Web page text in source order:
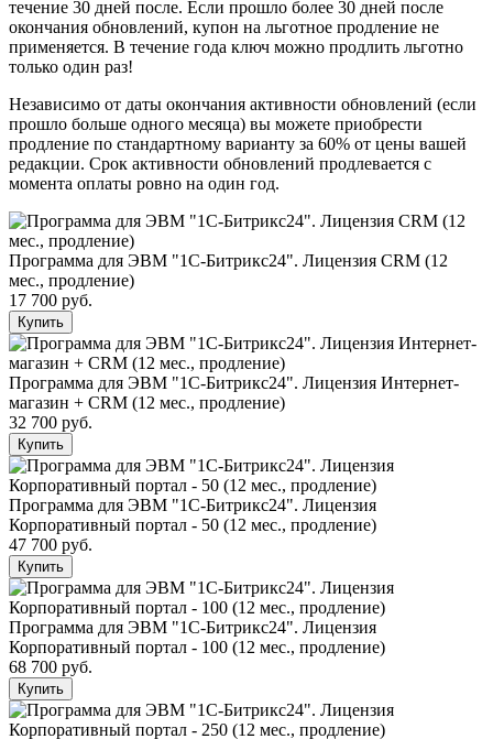
течение 30 дней после. Если прошло более 30 дней после
окончания обновлений, купон на льготное продление не
применяется. В течение года ключ можно продлить льготно
только один раз!
Независимо от даты окончания активности обновлений (если
прошло больше одного месяца) вы можете приобрести
продление по стандартному варианту за 60% от цены вашей
редакции. Срок активности обновлений продлевается с
момента оплаты ровно на один год.
Программа для ЭВМ "1С-Битрикс24". Лицензия CRM (12
мес., продление)
17 700 руб.
Купить
Программа для ЭВМ "1С-Битрикс24". Лицензия Интернет-
магазин + CRM (12 мес., продление)
32 700 руб.
Купить
Программа для ЭВМ "1С-Битрикс24". Лицензия
Корпоративный портал - 50 (12 мес., продление)
47 700 руб.
Купить
Программа для ЭВМ "1С-Битрикс24". Лицензия
Корпоративный портал - 100 (12 мес., продление)
68 700 руб.
Купить